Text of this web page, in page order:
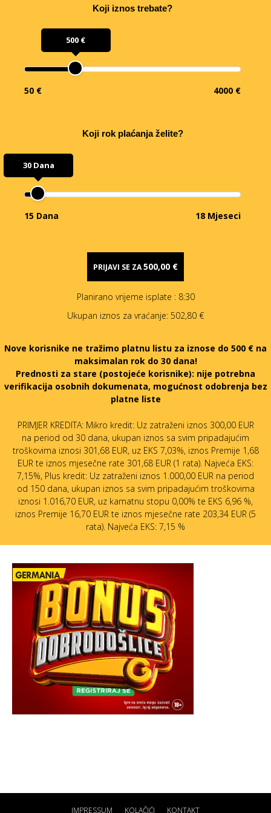
Koji iznos trebate?
500 €
50 € 4000 €
Koji rok plaćanja želite?
30 Dana
15 Dana 18 Mjeseci
PRIJAVI SE ZA500,00 €
Planirano vrijeme isplate : 8:30
Ukupan iznos za vraćanje: 502,80 €
Nove korisnike ne tražimo platnu listu za iznose do 500 € na
maksimalan rok do 30 dana!
Prednosti za stare (postojeće korisnike): nije potrebna
verifikacija osobnih dokumenata, mogućnost odobrenja bez
platne liste
PRIMJER KREDITA: Mikro kredit: Uz zatraženi iznos 300,00 EUR
na period od 30 dana, ukupan iznos sa svim pripadajućim
troškovima iznosi 301,68 EUR, uz EKS 7,03%, iznos Premije 1,68
EUR te iznos mjesečne rate 301,68 EUR (1 rata). Najveća EKS:
7,15%, Plus kredit: Uz zatraženi iznos 1.000,00 EUR na period
od 150 dana, ukupan iznos sa svim pripadajućim troškovima
iznosi 1.016,70 EUR, uz kamatnu stopu 0,00% te EKS 6,96 %,
iznos Premije 16,70 EUR te iznos mjesečne rate 203,34 EUR (5
rata). Najveća EKS: 7,15 %
IMPRESSUM KOLAČIĆI KONTAKT